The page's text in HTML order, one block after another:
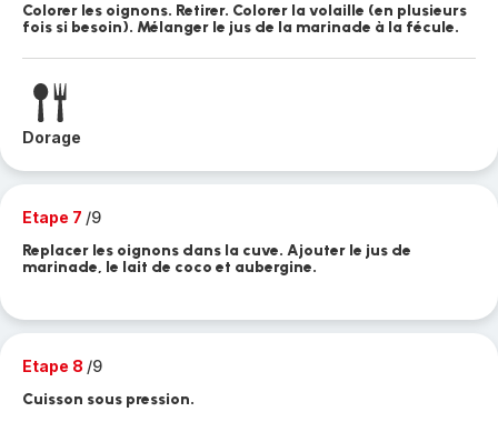
Colorer les oignons. Retirer. Colorer la volaille (en plusieurs
fois si besoin). Mélanger le jus de la marinade à la fécule.
Dorage
Etape 7 /9
Replacer les oignons dans la cuve. Ajouter le jus de
marinade, le lait de coco et aubergine.
Etape 8 /9
Cuisson sous pression.